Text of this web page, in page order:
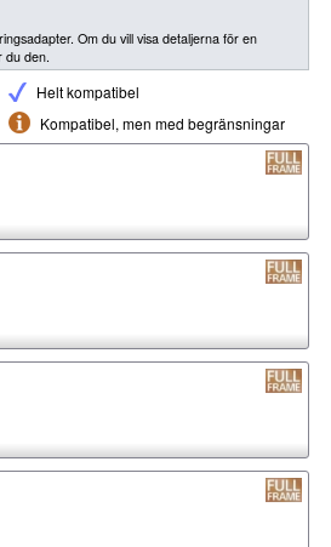
Om du vill visa detaljerna för en
du den.
Helt kompatibel
Kompatibel, men med begränsningar